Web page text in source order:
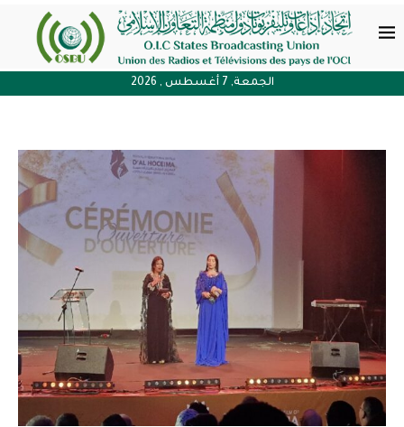
الجمعة, 7 أغسطس , 2026